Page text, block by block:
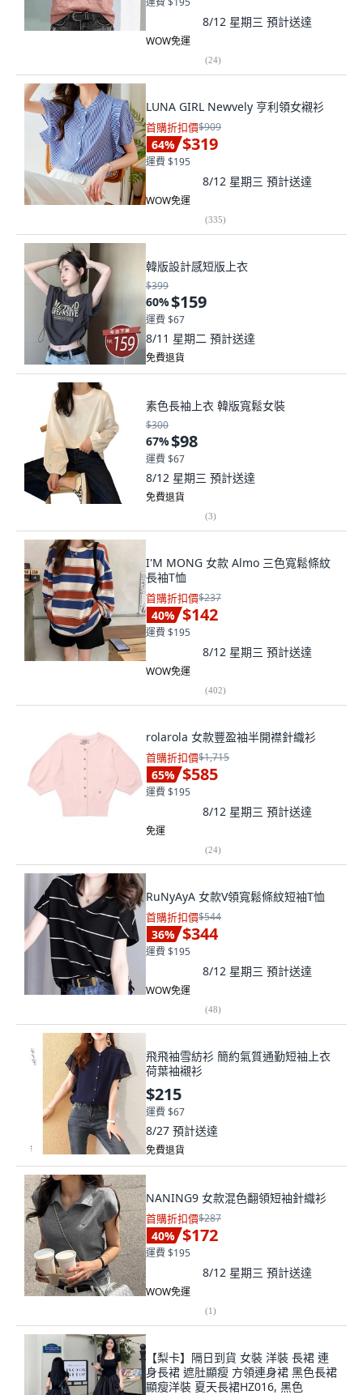
8/12 星期三 預計送達
WOW免運
(24)
LUNA GIRL Newvely 亨利領女襯衫
首購折扣價$909
64% $319
運費 $195
8/12 星期三 預計送達
WOW免運
(335)
韓版設計感短版上衣
$399
60%$159
運費 $67
8/11 星期二 預計送達
免費退貨
素色長袖上衣 韓版寬鬆女裝
$300
67%$98
運費 $67
8/12 星期三 預計送達
免費退貨
(3)
I'M MONG 女款 Almo 三色寬鬆條紋
長袖T恤
首購折扣價$237
40% $142
運費 $195
8/12 星期三 預計送達
WOW免運
(402)
rolarola 女款豐盈袖半開襟針織衫
首購折扣價$1,715
65% $585
運費 $195
8/12 星期三 預計送達
免運
(24)
RuNyAyA 女款V領寬鬆條紋短袖T恤
首購折扣價$544
36% $344
運費 $195
8/12 星期三 預計送達
WOW免運
(48)
飛飛袖雪紡衫 簡約氣質通勤短袖上衣
荷葉袖襯衫
$215
運費 $67
8/27 預計送達
免費退貨
NANING9 女款混色翻領短袖針織衫
首購折扣價$287
40% $172
運費 $195
8/12 星期三 預計送達
WOW免運
(1)
【梨卡】隔日到貨 女裝 洋裝 長裙 連
身長裙 遮肚顯瘦 方領連身裙 黑色長裙
顯瘦洋裝 夏天長裙HZ016, 黑色